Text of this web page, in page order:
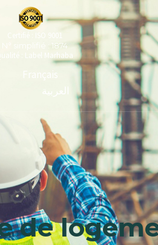
Certifié : ISO 9001
N° simplifié : 1874
Qualité : Label Marhaba
Français
العربية
de